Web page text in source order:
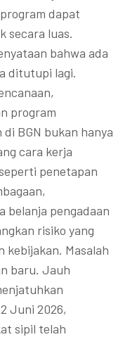
dapat
secara luas.
bahwa ada
ditutupi lagi.
program
BGN bukan hanya
cara kerja
penetapan
belanja pengadaan
risiko yang
Masalah
baru. Jauh
Juni 2026,
sipil telah